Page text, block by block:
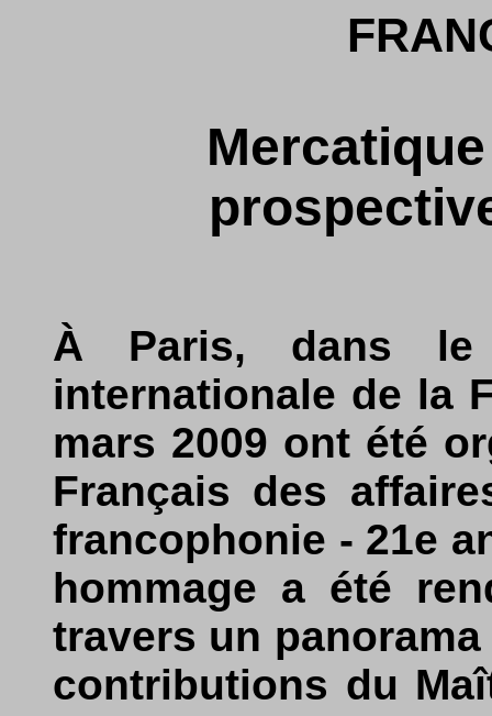
À Paris, dans
internationale de la
mars 2009 ont été
Français des
francophonie - 21e
hommage a été
travers un
contributions du